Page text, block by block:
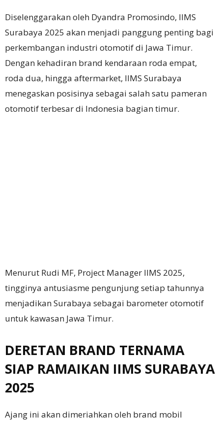
Diselenggarakan oleh Dyandra Promosindo, IIMS
Surabaya 2025 akan menjadi panggung penting bagi
perkembangan industri otomotif di Jawa Timur.
Dengan kehadiran brand kendaraan roda empat,
roda dua, hingga aftermarket, IIMS Surabaya
menegaskan posisinya sebagai salah satu pameran
otomotif terbesar di Indonesia bagian timur.
Menurut Rudi MF, Project Manager IIMS 2025,
tingginya antusiasme pengunjung setiap tahunnya
menjadikan Surabaya sebagai barometer otomotif
untuk kawasan Jawa Timur.
DERETAN BRAND TERNAMA
SIAP RAMAIKAN IIMS SURABAYA
2025
Ajang ini akan dimeriahkan oleh brand mobil